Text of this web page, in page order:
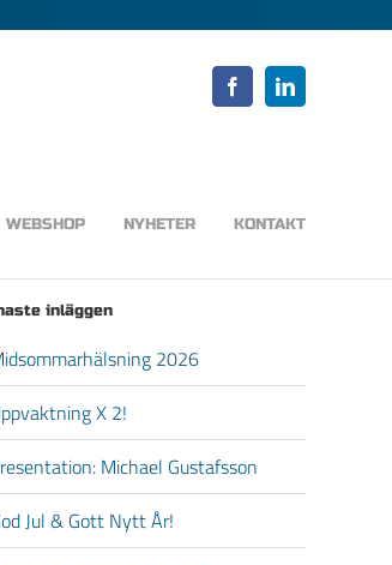
FacebookLinkedIn
WEBSHOP NYHETER KONTAKT
inläggen
2026
X 2!
Michael Gustafsson
Jul & Gott Nytt År!